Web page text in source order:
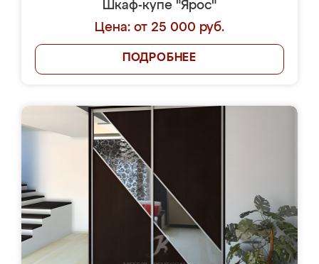
Шкаф-купе "Ярос"
Цена: от 25 000 руб.
ПОДРОБНЕЕ